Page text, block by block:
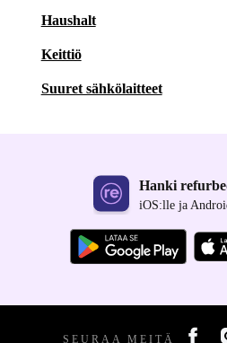
Haushalt
Keittiö
Suuret sähkölaitteet
Hanki
iOS:lle ja
SEURAA MEITÄ